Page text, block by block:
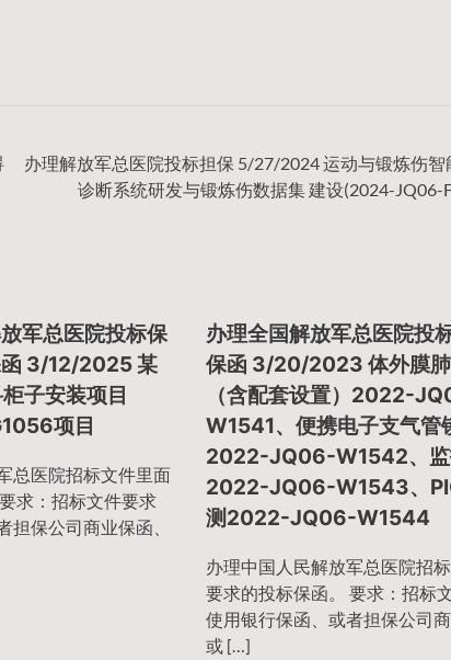
办理解放军总医院投标担保 5/27/2024 运动与锻炼伤智
诊断系统研发与锻炼伤数据集 建设(2024-JQ06-
军总医院投标保
3/12/2025 某
子安装项目
项目
总医院招标文件里面
求：招标文件要求
担保公司商业保函、
办理全国解放军总医院投
保函 3/20/2023 体外膜
（含配套设置）2022-
W1541、便携电子支气管
2022-JQ06-W1542、监
2022-JQ06-W1543、
测2022-JQ06-W1544
办理中国人民解放军总医院招
要求的投标保函。 要求：招标
使用银行保函、或者担保公司商
或 […]